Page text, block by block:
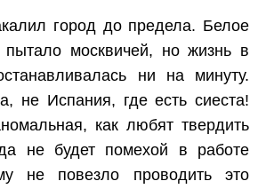
город до предела. Белое
москвичей, но жизнь в
ни на минуту.
не Испания, где есть сиеста!
как любят твердить
не будет помехой в работе
не повезло проводить это